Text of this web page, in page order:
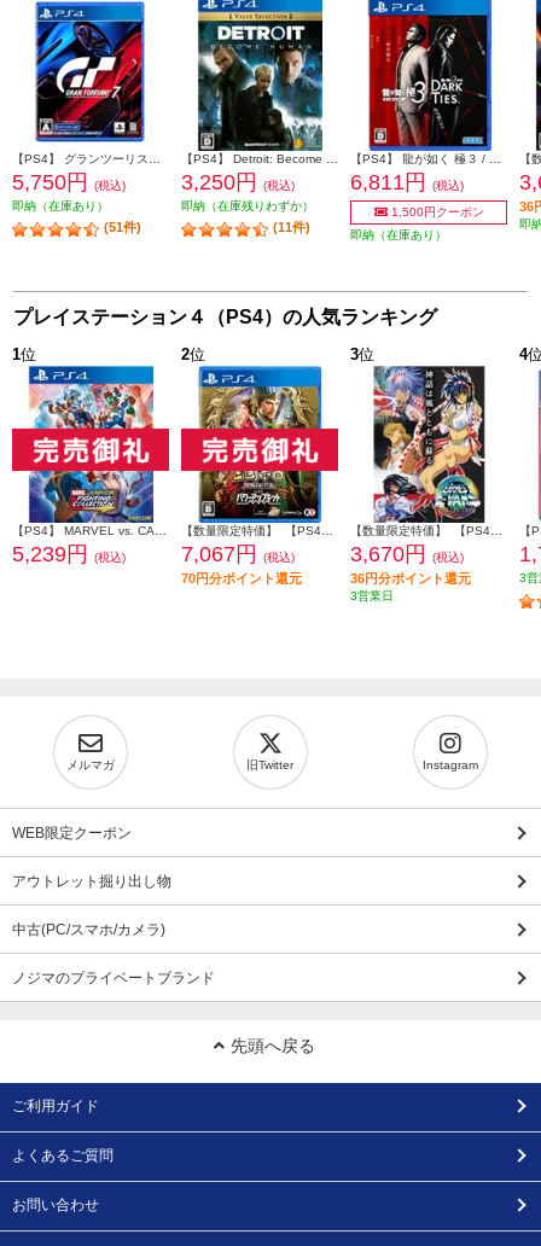
5,750円
(税込)
即納（在庫あり）
(51件)
3,250円
(税込)
即納（在庫残りわずか）
(11件)
6,811円
(税込)
1,500円クーポン
即納（在庫あり）
36
即
プレイステーション４（PS4）の人気ランキング
1位
5,239円 (税込)
2位
7,067円 (税込)
70円分ポイント還元
3位
3,670円 (税込)
36円分ポイント還元
3営業日
4
3営
メルマガ 旧Twitter Instagram
WEB限定クーポン
アウトレット掘り出し物
中古(PC/スマホ/カメラ)
ノジマのプライベートブランド
先頭へ戻る
ご利用ガイド
よくあるご質問
お問い合わせ